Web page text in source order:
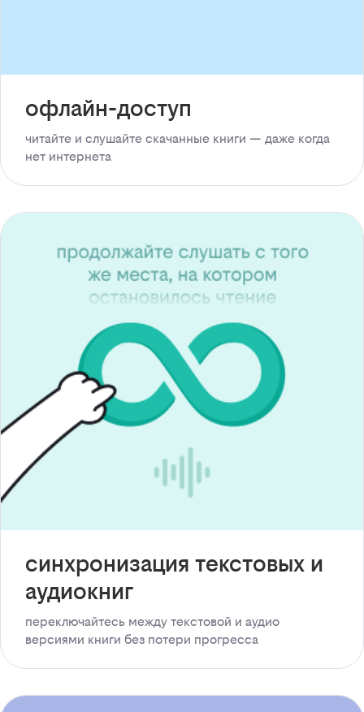
офлайн-доступ
читайте и слушайте скачанные книги — даже когда
нет интернета
синхронизация текстовых и
аудиокниг
переключайтесь между текстовой и аудио
версиями книги без потери прогресса